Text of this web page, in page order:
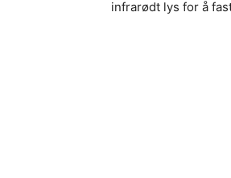
infrarødt lys for å